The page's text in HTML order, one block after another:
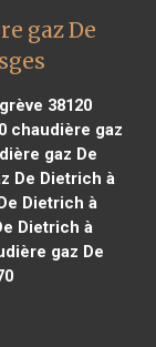
gaz De
38120
chaudière gaz
gaz De
De Dietrich à
Dietrich à
Dietrich à
gaz De